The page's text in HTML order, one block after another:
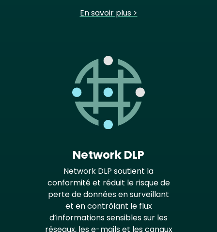
En savoir plus >
Network DLP
Network DLP soutient la
conformité et réduit le risque de
perte de données en surveillant
et en contrôlant le flux
d’informations sensibles sur les
réseaux, les e-mails et les canaux